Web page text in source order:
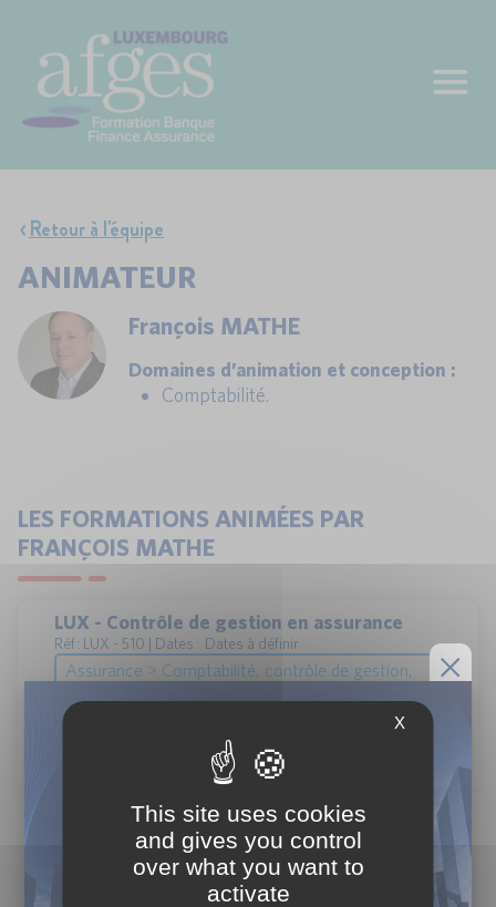
Retour à l'équipe
ANIMATEUR
François MATHE
Domaines d’animation et conception :
Comptabilité.
LES FORMATIONS ANIMÉES PAR
FRANÇOIS MATHE
LUX - Contrôle de gestion en assurance
Réf : LUX - 510 | Dates : Dates à définir
Assurance > Comptabilité, contrôle de gestion,
Luxembourg, Présentiel
X
This site uses cookies
and gives you control
over what you want to
activate